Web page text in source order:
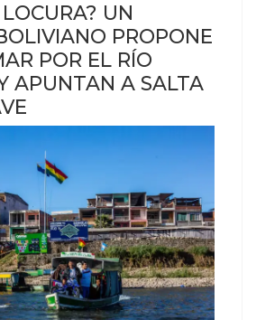
UN
PROPONE
POR EL RÍO
APUNTAN A SALTA